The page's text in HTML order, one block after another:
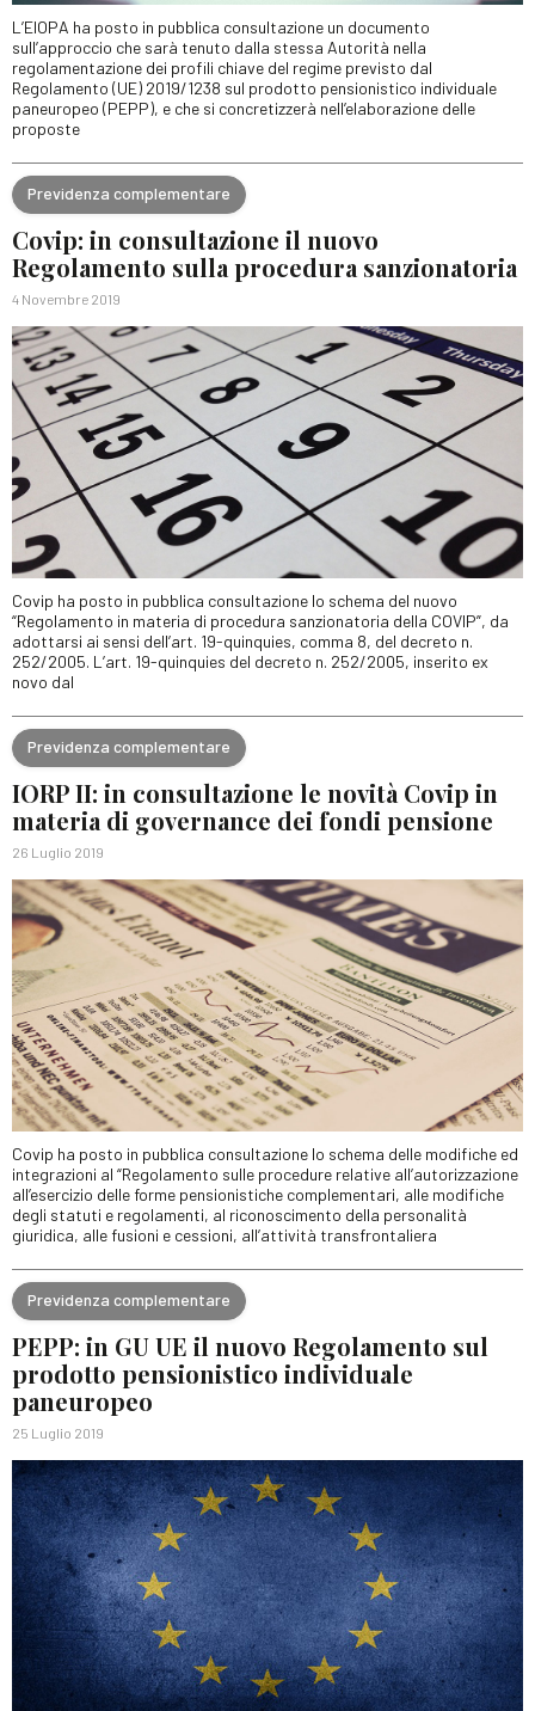
L’EIOPA ha posto in pubblica consultazione un documento
sull’approccio che sarà tenuto dalla stessa Autorità nella
regolamentazione dei profili chiave del regime previsto dal
Regolamento (UE) 2019/1238 sul prodotto pensionistico individuale
paneuropeo (PEPP), e che si concretizzerà nell’elaborazione delle
proposte
Previdenza complementare
Covip: in consultazione il nuovo
Regolamento sulla procedura sanzionatoria
4 Novembre 2019
Covip ha posto in pubblica consultazione lo schema del nuovo
“Regolamento in materia di procedura sanzionatoria della COVIP”, da
adottarsi ai sensi dell’art. 19-quinquies, comma 8, del decreto n.
252/2005. L’art. 19-quinquies del decreto n. 252/2005, inserito ex
novo dal
Previdenza complementare
IORP II: in consultazione le novità Covip in
materia di governance dei fondi pensione
26 Luglio 2019
Covip ha posto in pubblica consultazione lo schema delle modifiche ed
integrazioni al “Regolamento sulle procedure relative all’autorizzazione
all’esercizio delle forme pensionistiche complementari, alle modifiche
degli statuti e regolamenti, al riconoscimento della personalità
giuridica, alle fusioni e cessioni, all’attività transfrontaliera
Previdenza complementare
PEPP: in GU UE il nuovo Regolamento sul
prodotto pensionistico individuale
paneuropeo
25 Luglio 2019